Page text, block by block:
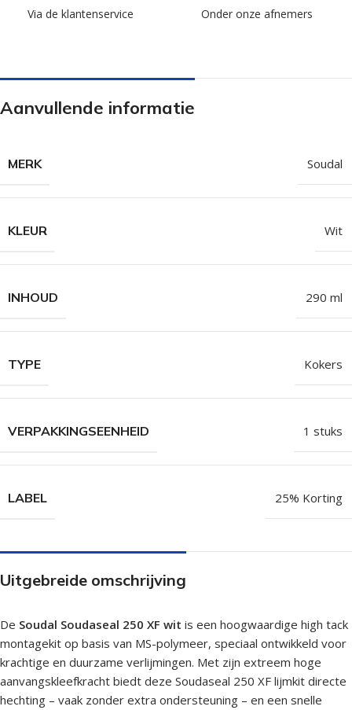
Via de klantenservice Onder onze afnemers
Aanvullende informatie
MERK Soudal
KLEUR Wit
INHOUD 290 ml
TYPE Kokers
VERPAKKINGSEENHEID 1 stuks
LABEL 25% Korting
Uitgebreide omschrijving
De Soudal Soudaseal 250 XF wit is een hoogwaardige high tack
montagekit op basis van MS-polymeer, speciaal ontwikkeld voor
krachtige en duurzame verlijmingen. Met zijn extreem hoge
aanvangskleefkracht biedt deze Soudaseal 250 XF lijmkit directe
hechting – vaak zonder extra ondersteuning – en een snelle